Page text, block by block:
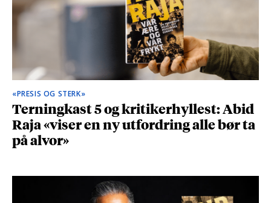
«PRESIS OG STERK»
Terningkast 5 og kritikerhyllest: Abid
Raja «viser en ny utfordring alle bør ta
på alvor»